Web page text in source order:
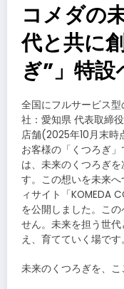
コメダの
代と共に
ぎ”」特
全国にフルサービス
社：愛知県 代表取締
店舗(2025年10月末時
お客様の「くつろぎ
は、未来のくつろぎ
す。この想いを未来
ィサイト「KOMEDA
を公開しました。こ
せん。未来を担う世
え、育てていく場です。
未来のくつろぎを、こ